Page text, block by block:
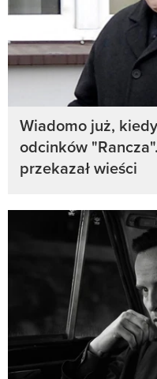
Wiadomo już,
odcinków
przekazał wieści